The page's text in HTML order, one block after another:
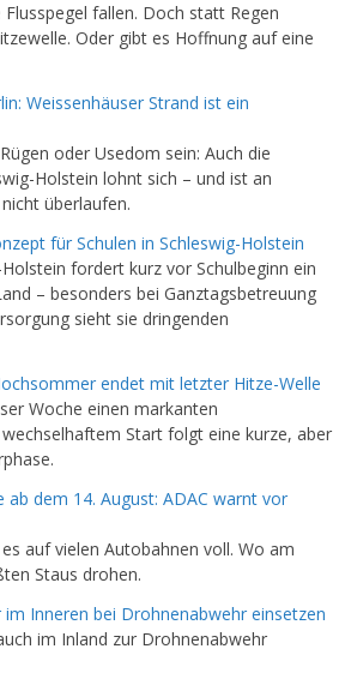
fallen. Doch statt Regen
Oder gibt es Hoffnung auf eine
Weissenhäuser Strand ist ein
oder Usedom sein: Auch die
Holstein lohnt sich – und ist an
überlaufen.
für Schulen in Schleswig-Holstein
fordert kurz vor Schulbeginn ein
– besonders bei Ganztagsbetreuung
sieht sie dringenden
endet mit letzter Hitze-Welle
Woche einen markanten
Start folgt eine kurze, aber
ab dem 14. August: ADAC warnt vor
auf vielen Autobahnen voll. Wo am
Staus drohen.
Inneren bei Drohnenabwehr einsetzen
im Inland zur Drohnenabwehr